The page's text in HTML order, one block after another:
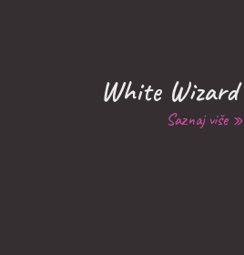
White
Saznaj više »